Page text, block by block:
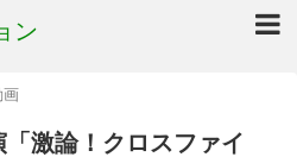
ン
画
激論！クロスファイ